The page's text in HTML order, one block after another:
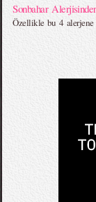
Sonbahar
Özellikle bu 4